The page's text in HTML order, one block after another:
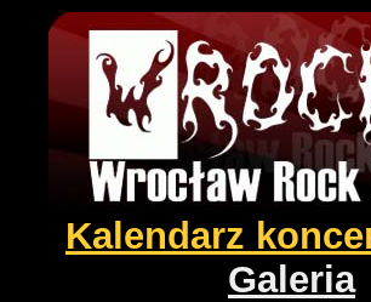
Kalendarz
Galeria